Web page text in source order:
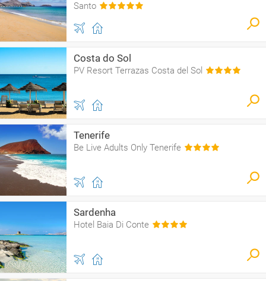
Santo
Costa do Sol
PV Resort Terrazas Costa del Sol
Tenerife
Be Live Adults Only Tenerife
Sardenha
Hotel Baia Di Conte